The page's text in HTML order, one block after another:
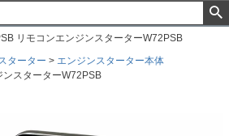
リモコンエンジンスターターW72PSB
ターター
エンジンスターター本体
スターターW72PSB